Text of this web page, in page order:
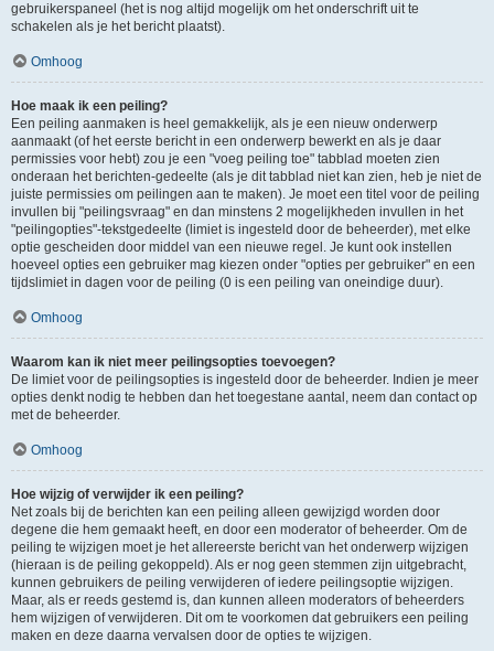
gebruikerspaneel (het is nog altijd mogelijk om het onderschrift uit te
schakelen als je het bericht plaatst).
Omhoog
Hoe maak ik een peiling?
Een peiling aanmaken is heel gemakkelijk, als je een nieuw onderwerp
aanmaakt (of het eerste bericht in een onderwerp bewerkt en als je daar
permissies voor hebt) zou je een "voeg peiling toe" tabblad moeten zien
onderaan het berichten-gedeelte (als je dit tabblad niet kan zien, heb je niet de
juiste permissies om peilingen aan te maken). Je moet een titel voor de peiling
invullen bij "peilingsvraag" en dan minstens 2 mogelijkheden invullen in het
"peilingopties"-tekstgedeelte (limiet is ingesteld door de beheerder), met elke
optie gescheiden door middel van een nieuwe regel. Je kunt ook instellen
hoeveel opties een gebruiker mag kiezen onder "opties per gebruiker" en een
tijdslimiet in dagen voor de peiling (0 is een peiling van oneindige duur).
Omhoog
Waarom kan ik niet meer peilingsopties toevoegen?
De limiet voor de peilingsopties is ingesteld door de beheerder. Indien je meer
opties denkt nodig te hebben dan het toegestane aantal, neem dan contact op
met de beheerder.
Omhoog
Hoe wijzig of verwijder ik een peiling?
Net zoals bij de berichten kan een peiling alleen gewijzigd worden door
degene die hem gemaakt heeft, en door een moderator of beheerder. Om de
peiling te wijzigen moet je het allereerste bericht van het onderwerp wijzigen
(hieraan is de peiling gekoppeld). Als er nog geen stemmen zijn uitgebracht,
kunnen gebruikers de peiling verwijderen of iedere peilingsoptie wijzigen.
Maar, als er reeds gestemd is, dan kunnen alleen moderators of beheerders
hem wijzigen of verwijderen. Dit om te voorkomen dat gebruikers een peiling
maken en deze daarna vervalsen door de opties te wijzigen.